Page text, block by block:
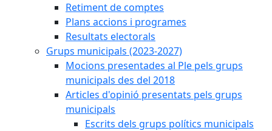
Retiment de comptes
Plans accions i programes
Resultats electorals
Grups municipals (2023-2027)
Mocions presentades al Ple pels grups
municipals des del 2018
Articles d'opinió presentats pels grups
municipals
Escrits dels grups polítics municipals